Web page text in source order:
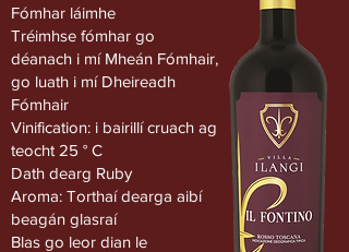
Fómhar láimhe
Tréimhse fómhar go
déanach i mí Mheán Fómhair,
go luath i mí Dheireadh
Fómhair
Vinification: i bairillí cruach ag
teocht 25 ° C
Dath dearg Ruby
Aroma: Torthaí dearga aibí
beagán glasraí
Blas go leor dian le